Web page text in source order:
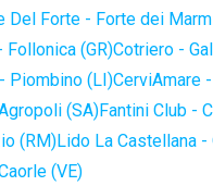
Del Forte - Forte dei
Follonica (GR)Cotriero -
Piombino (LI)CerviAmare
(SA)Fantini Club -
(RM)Lido La Castellana -
(VE)